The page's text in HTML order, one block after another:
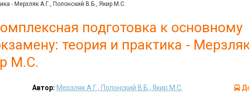
- Мерзляк А.Г., Полонский В.Б., Якир М.С.
подготовка к основному
теория и практика -
М.С.
Автор: Мерзляк А.Г., Полонский В.Б., Якир М.С.